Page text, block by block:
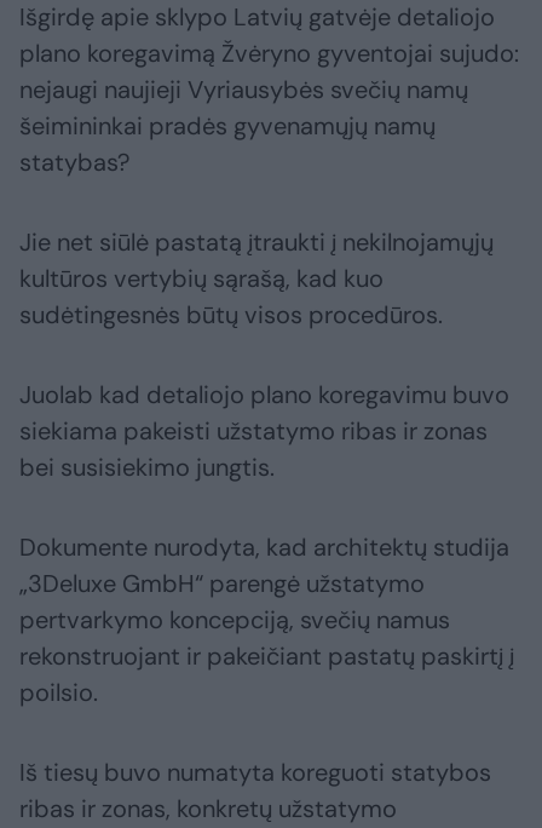
Išgirdę apie sklypo Latvių gatvėje detaliojo
plano koregavimą Žvėryno gyventojai sujudo:
nejaugi naujieji Vyriausybės svečių namų
šeimininkai pradės gyvenamųjų namų
statybas?
Jie net siūlė pastatą įtraukti į nekilnojamųjų
kultūros vertybių sąrašą, kad kuo
sudėtingesnės būtų visos procedūros.
Juolab kad detaliojo plano koregavimu buvo
siekiama pakeisti užstatymo ribas ir zonas
bei susisiekimo jungtis.
Dokumente nurodyta, kad architektų studija
„3Deluxe GmbH“ parengė užstatymo
pertvarkymo koncepciją, svečių namus
rekonstruojant ir pakeičiant pastatų paskirtį į
poilsio.
Iš tiesų buvo numatyta koreguoti statybos
ribas ir zonas, konkretų užstatymo